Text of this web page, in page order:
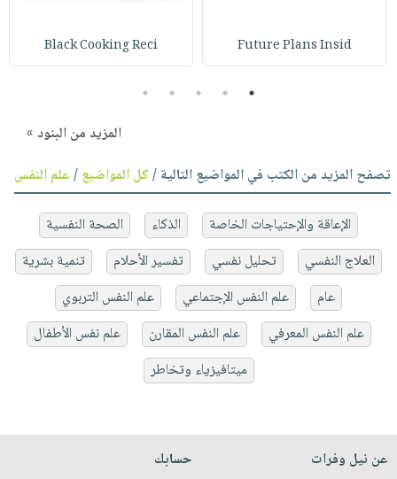
Future Plans Insid
Black Cooking Reci
1
2
3
4
5
المزيد من البنود »
تصفح المزيد من الكتب في المواضيع التالية /كل المواضيع/علم النفس
الإعاقة والإحتياجات الخاصة الذكاء
الصحة النفسية
العلاج النفسي
تحليل نفسي تفسير الأحلام
تنمية بشرية
عام
علم النفس الإجتماعي
علم النفس التربوي
علم النفس المعرفي
علم النفس المقارن
علم نفس الأطفال
ميتافيزياء وتخاطر
عن نيل وفرات
حسابك